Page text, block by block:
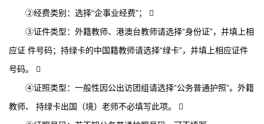
②经费类别：选择“企事业经费”； 
③证件类型：外籍教师、港澳台教师请选择“身份证”，并填上相
应证 件号码；持绿卡的中国籍教师请选择“绿卡”，并填上相应证件
号码。 
④证照类型：一般性因公出访团组请选择“公务普通护照”。外籍
教师、 持绿卡出国（境）老师不必填写此项。 